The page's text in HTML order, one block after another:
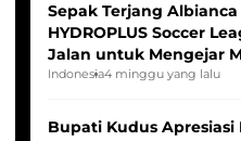
Sepak Terjang
HYDROPLUS Soccer
Jalan untuk Mengejar
Indonesia Putri
Indonesia4 minggu yang lalu
Bupati Kudus Apresiasi